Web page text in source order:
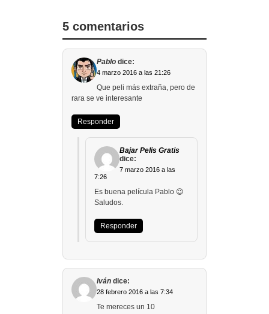
5 comentarios
Pablo dice:
4 marzo 2016 a las 21:26
Que peli más extraña, pero de
rara se ve interesante
Responder
Bajar Pelis Gratis
dice:
7 marzo 2016 a las
7:26
Es buena película Pablo 😉
Saludos.
Responder
Iván dice:
28 febrero 2016 a las 7:34
Te mereces un 10